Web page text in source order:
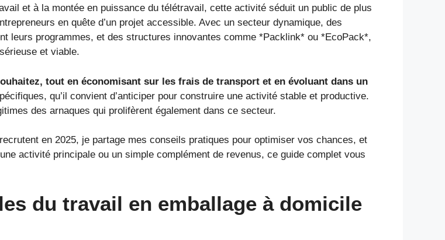
et à la montée en puissance du télétravail, cette activité séduit un public de plus
en quête d’un projet accessible. Avec un secteur dynamique, des
leurs programmes, et des structures innovantes comme *Packlink* ou *EcoPack*,
et viable.
tout en économisant sur les frais de transport et en évoluant dans un
qu’il convient d’anticiper pour construire une activité stable et productive.
des arnaques qui prolifèrent également dans ce secteur.
en 2025, je partage mes conseils pratiques pour optimiser vos chances, et
activité principale ou un simple complément de revenus, ce guide complet vous
du travail en emballage à domicile